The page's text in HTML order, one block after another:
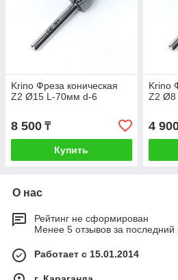
Krino Фреза коническая
Z2 Ø15 L-70мм d-6
8 500 ₸
Купить
Krino
Z2 Ø8
4
О нас
Рейтинг не сформирован
Менее 5 отзывов за последний
Работает с 15.01.2014